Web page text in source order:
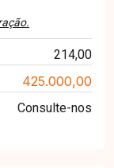
214,00
425.000,00
Consulte-nos